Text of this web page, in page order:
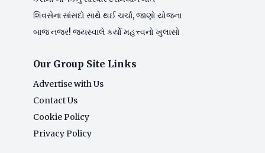
શિવસેના સાંસદો સાથે થઈ ચર્ચા, જાણો યોજના
બાજ નજર! જયસ્વાલે કર્યો મહત્ત્વનો ખુલાસો
Our Group Site Links
Advertise with Us
Contact Us
Cookie Policy
Privacy Policy